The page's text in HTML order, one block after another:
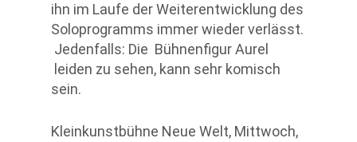
ihn im Laufe der Weiterentwicklung des
Soloprogramms immer wieder verlässt.
Jedenfalls: Die Bühnenfigur Aurel
leiden zu sehen, kann sehr komisch
sein.
Kleinkunstbühne Neue Welt, Mittwoch,